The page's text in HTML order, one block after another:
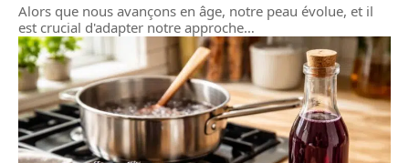
Alors que nous avançons en âge, notre peau évolue, et il
est crucial d'adapter notre approche…